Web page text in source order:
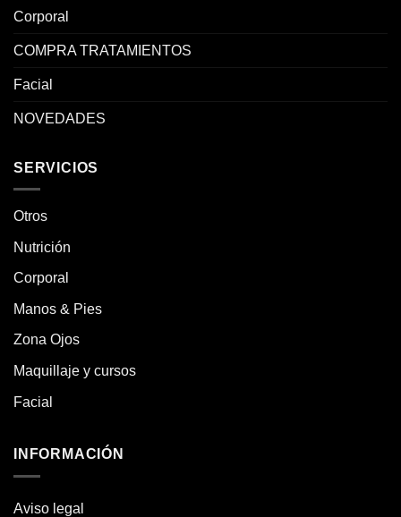
Corporal
COMPRA TRATAMIENTOS
Facial
NOVEDADES
SERVICIOS
Otros
Nutrición
Corporal
Manos & Pies
Zona Ojos
Maquillaje y cursos
Facial
INFORMACIÓN
Aviso legal